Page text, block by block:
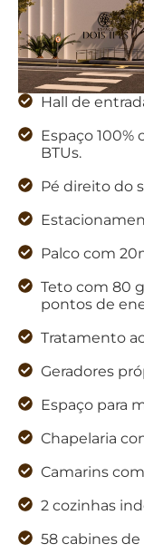
Hall de
Espaço
BTUs.
Pé direito do
Palco com
Teto com 80
pontos de
Tratamento
Geradores
Espaço para
Chapelaria
Camarins
2 cozinhas
58 cabines